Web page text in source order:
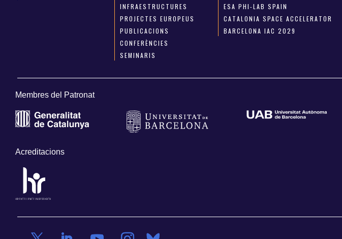
INFRAESTRUCTURES
PROJECTES EUROPEUS
PUBLICACIONS
CONFERÈNCIES
SEMINARIS
ESA PHI-LAB SPAIN
CATALONIA SPACE ACCELERATOR
BARCELONA IAC 2029
Membres del Patronat
Acreditacions